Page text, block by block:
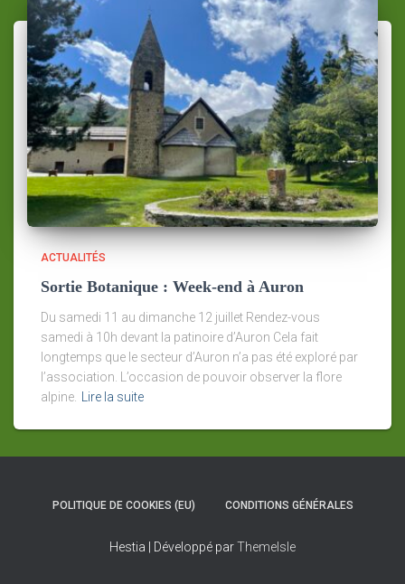
ACTUALITÉS
Sortie Botanique : Week-end à Auron
Du samedi 11 au dimanche 12 juillet Rendez-vous
samedi à 10h devant la patinoire d’Auron Cela fait
longtemps que le secteur d’Auron n’a pas été exploré par
l’association. L’occasion de pouvoir observer la flore
alpine. Lire la suite
POLITIQUE DE COOKIES (EU) CONDITIONS GÉNÉRALES
Hestia | Développé parThemeIsle